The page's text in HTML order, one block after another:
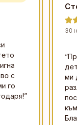
с
го
”
30
“
ми